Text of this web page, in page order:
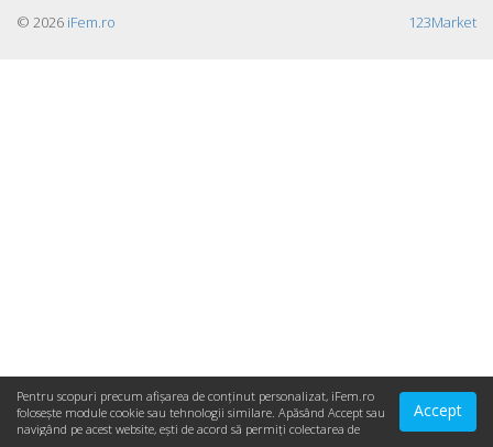
© 2026 iFem.ro 123Market
Pentru scopuri precum afișarea de conținut personalizat, iFem.ro
folosește module cookie sau tehnologii similare. Apăsând Accept sau
navigând pe acest website, ești de acord să permiți colectarea de
Accept